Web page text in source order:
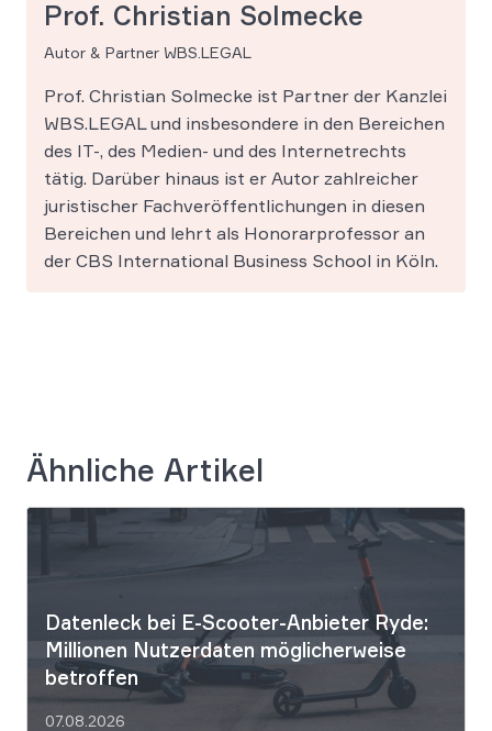
Prof. Christian Solmecke
Autor & Partner WBS.LEGAL
Prof. Christian Solmecke ist Partner der Kanzlei
WBS.LEGAL und insbesondere in den Bereichen
des IT-, des Medien- und des Internetrechts
tätig. Darüber hinaus ist er Autor zahlreicher
juristischer Fachveröffentlichungen in diesen
Bereichen und lehrt als Honorarprofessor an
der CBS International Business School in Köln.
Ähnliche Artikel
Datenleck bei E-Scooter-Anbieter Ryde:
Millionen Nutzerdaten möglicherweise
betroffen
07.08.2026